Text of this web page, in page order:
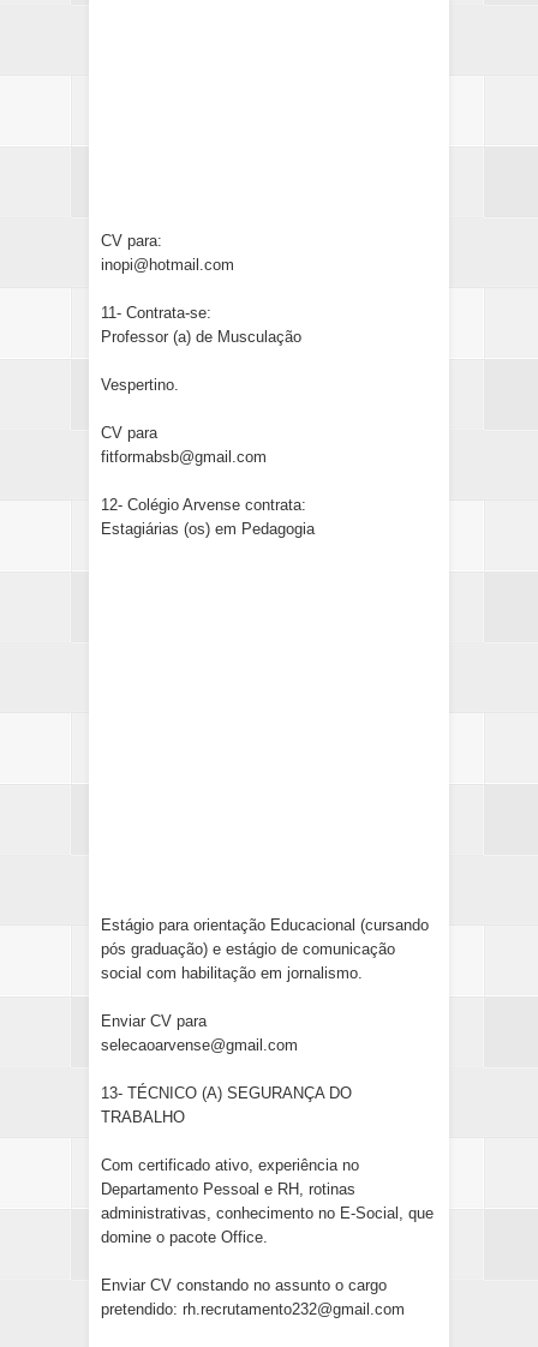
CV para:
inopi@hotmail.com
11- Contrata-se:
Professor (a) de Musculação
Vespertino.
CV para
fitformabsb@gmail.com
12- Colégio Arvense contrata:
Estagiárias (os) em Pedagogia
Estágio para orientação Educacional (cursando
pós graduação) e estágio de comunicação
social com habilitação em jornalismo.
Enviar CV para
selecaoarvense@gmail.com
13- TÉCNICO (A) SEGURANÇA DO
TRABALHO
Com certificado ativo, experiência no
Departamento Pessoal e RH, rotinas
administrativas, conhecimento no E-Social, que
domine o pacote Office.
Enviar CV constando no assunto o cargo
pretendido: rh.recrutamento232@gmail.com